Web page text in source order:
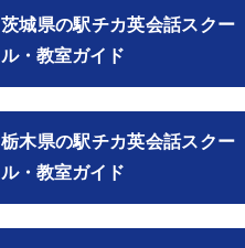
茨城県の駅チカ英会話スクー
ル・教室ガイド
栃木県の駅チカ英会話スクー
ル・教室ガイド